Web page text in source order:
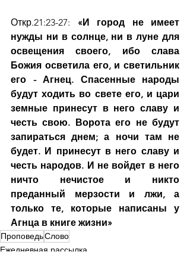
Откр.21:23-27: «И город не имеет
нужды ни в солнце, ни в луне для
освещения своего, ибо слава
Божия осветила его, и светильник
его - Агнец. Спасенные народы
будут ходить во свете его, и цари
земные принесут в него славу и
честь свою. Ворота его не будут
запираться днем; а ночи там не
будет. И принесут в него славу и
честь народов. И не войдет в него
ничто нечистое и никто
преданный мерзости и лжи, а
только те, которые написаны у
Агнца в книге жизни»
ПроповедьСлово
Ежедневная рассылка